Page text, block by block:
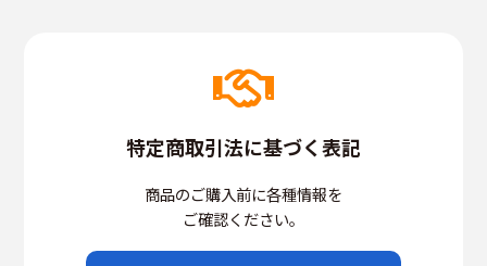
特定商取引法に基づく表記
商品のご購入前に各種情報を
ご確認ください。